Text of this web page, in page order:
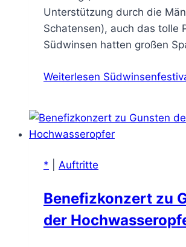
Unterstützung durch die
Schatensen), auch das tolle
Südwinsen hatten großen
Weiterlesen
* Auftritte
Benefizkonzert zu
der